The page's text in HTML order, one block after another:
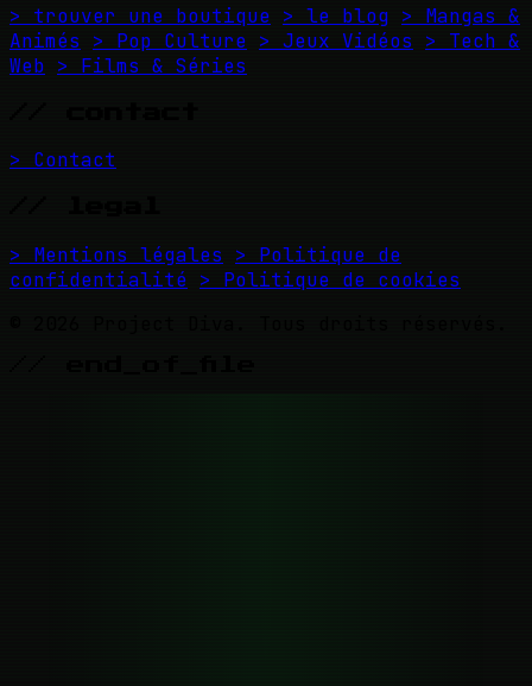
> trouver une boutique > le blog > Mangas &
Animés
> Pop Culture > Jeux Vidéos
> Tech &
Web > Films & Séries
> Contact
> Mentions légales
> Politique de
confidentialité > Politique de cookies